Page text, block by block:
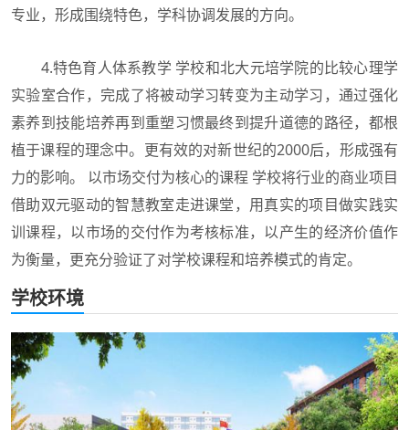
专业，形成围绕特色，学科协调发展的方向。
4.特色育人体系教学 学校和北大元培学院的比较心理学
实验室合作，完成了将被动学习转变为主动学习，通过强化
素养到技能培养再到重塑习惯最终到提升道德的路径，都根
植于课程的理念中。更有效的对新世纪的2000后，形成强有
力的影响。 以市场交付为核心的课程 学校将行业的商业项目
借助双元驱动的智慧教室走进课堂，用真实的项目做实践实
训课程，以市场的交付作为考核标准，以产生的经济价值作
为衡量，更充分验证了对学校课程和培养模式的肯定。
学校环境